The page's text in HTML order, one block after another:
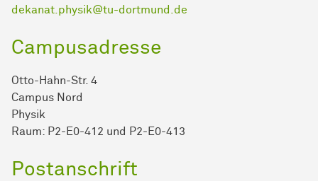
dekanat.physik@tu-dortmund.de
Campusadresse
Otto-Hahn-Str. 4
Campus Nord
Physik
Raum: P2-E0-412 und P2-E0-413
Postanschrift